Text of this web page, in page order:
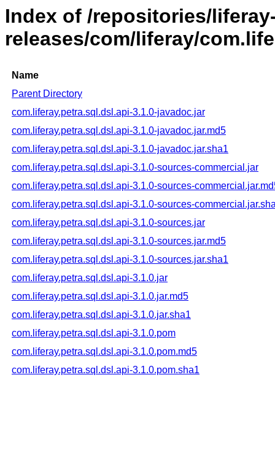
Index of /repositories/
releases/com/liferay/
Name
Parent Directory
com.liferay.petra.sql.dsl.api-3.1.0-javadoc.jar
com.liferay.petra.sql.dsl.api-3.1.0-javadoc.jar.md5
com.liferay.petra.sql.dsl.api-3.1.0-javadoc.jar.sha1
com.liferay.petra.sql.dsl.api-3.1.0-sources-commercial.jar
com.liferay.petra.sql.dsl.api-3.1.0-sources-
com.liferay.petra.sql.dsl.api-3.1.0-sources-
com.liferay.petra.sql.dsl.api-3.1.0-sources.jar
com.liferay.petra.sql.dsl.api-3.1.0-sources.jar.md5
com.liferay.petra.sql.dsl.api-3.1.0-sources.jar.sha1
com.liferay.petra.sql.dsl.api-3.1.0.jar
com.liferay.petra.sql.dsl.api-3.1.0.jar.md5
com.liferay.petra.sql.dsl.api-3.1.0.jar.sha1
com.liferay.petra.sql.dsl.api-3.1.0.pom
com.liferay.petra.sql.dsl.api-3.1.0.pom.md5
com.liferay.petra.sql.dsl.api-3.1.0.pom.sha1